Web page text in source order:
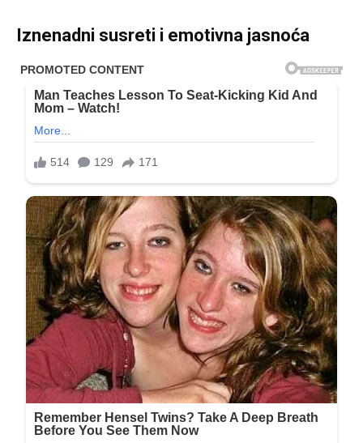
Iznenadni susreti i emotivna jasnoća